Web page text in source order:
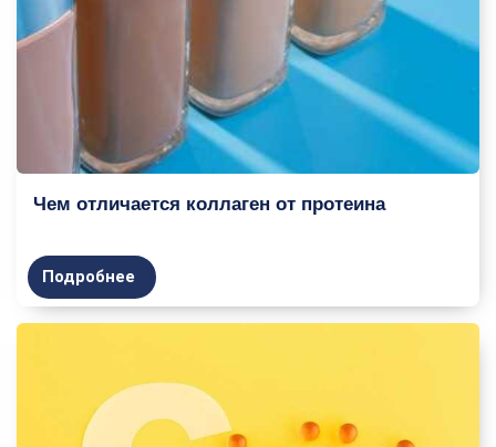
Чем отличается коллаген от протеина
Подробнее